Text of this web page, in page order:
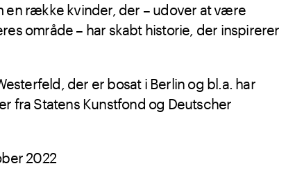
række kvinder, der – udover at være
område – har skabt historie, der inspirerer
der er bosat i Berlin og bl.a. har
fra Statens Kunstfond og Deutscher
2022